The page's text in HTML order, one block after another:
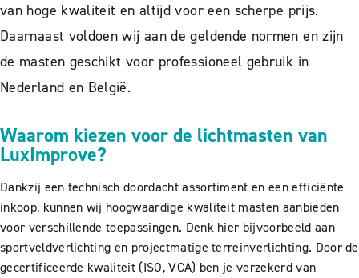
van hoge kwaliteit en altijd voor een scherpe prijs.
Daarnaast voldoen wij aan de geldende normen en zijn
de masten geschikt voor professioneel gebruik in
Nederland en België.
Waarom kiezen voor de lichtmasten van
LuxImprove?
Dankzij een technisch doordacht assortiment en een efficiënte
inkoop, kunnen wij hoogwaardige kwaliteit masten aanbieden
voor verschillende toepassingen. Denk hier bijvoorbeeld aan
sportveldverlichting en projectmatige terreinverlichting. Door de
gecertificeerde kwaliteit (ISO, VCA) ben je verzekerd van